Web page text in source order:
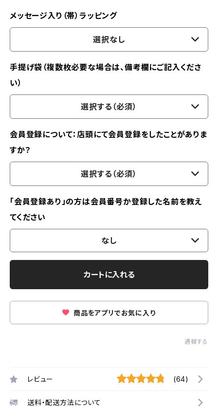
メッセージ入り（帯）ラッピング
選択なし
手提げ袋（複数枚必要な場合は、備考欄にご記入くださ
い）
選択する（必須）
会員登録について：店頭にて会員登録をしたことがありま
すか？
選択する（必須）
「会員登録あり」の方は会員番号か登録した名前を教え
てください
なし
カートに入れる
商品をアプリでお気に入り
通報する
レビュー (64)
送料・配送方法について